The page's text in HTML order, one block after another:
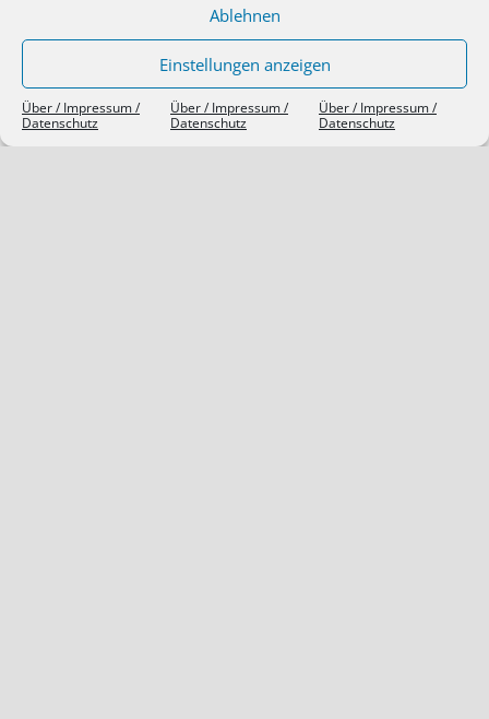
Ablehnen
Einstellungen anzeigen
Über / Impressum /
Datenschutz
Über / Impressum /
Datenschutz
Über / Impressum /
Datenschutz